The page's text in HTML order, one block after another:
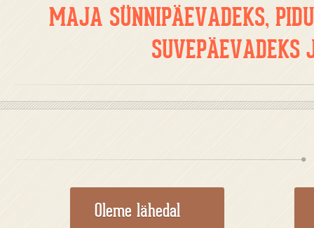
MAJA SÜNNIPÄEVADEKS,
SUVEPÄEVADEKS
Oleme lähedal